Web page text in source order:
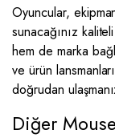
Oyuncular,
sunacağınız
hem de marka
ve ürün
doğrudan
Diğer